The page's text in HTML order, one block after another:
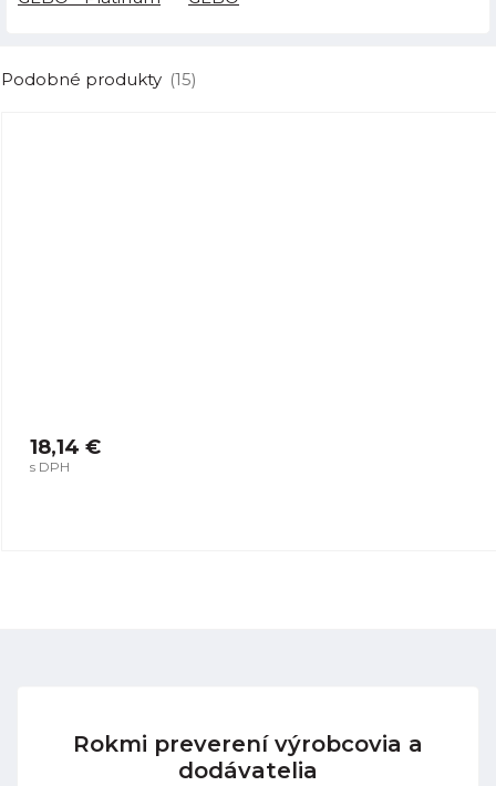
Podobné produkty (15)
18,14 €
s DPH
Rokmi preverení výrobcovia a
dodávatelia